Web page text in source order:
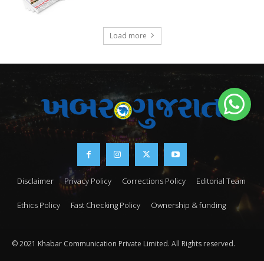
Load more
Disclaimer Privacy Policy Corrections Policy Editorial Team
Ethics Policy Fast Checking Policy Ownership & funding
© 2021 Khabar Communication Private Limited. All Rights reserved.